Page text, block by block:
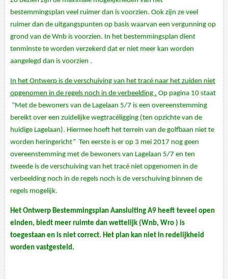
bestemmingsplan veel ruimer dan is voorzien. Ook zijn ze veel
ruimer dan de uitgangspunten op basis waarvan een vergunning op
grond van de Wnb is voorzien. In het bestemmingsplan dient
tenminste te worden verzekerd dat er niet meer kan worden
aangelegd dan is voorzien .
In het Ontwerp is de verschuiving van het tracé naar het zuiden niet
opgenomen in de regels noch in de verbeelding . Op pagina 10 staat
“Met de bewoners van de Lagelaan 5/7 is een overeenstemming
bereikt over een zuidelijke wegtracéligging (ten opzichte van de
huidige Lagelaan). Hiermee hoeft het terrein van de golfbaan niet te
worden heringericht” Ten eerste is er op 3 mei 2017 nog geen
overeenstemming met de bewoners van Lagelaan 5/7 en ten
tweede is de verschuiving van het tracé niet opgenomen in de
verbeelding noch in de regels noch is de verschuiving binnen de
regels mogelijk.
Het Ontwerp Bestemmingsplan Aansluiting A9 heeft teveel open
einden, biedt meer ruimte dan wettelijk (Wnb, Wro ) is
toegestaan en is niet correct. Het plan kan niet in redelijkheid
worden vastgesteld.